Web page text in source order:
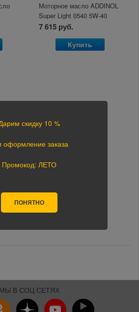
Моторное масло ADDINOL
Super Light 0540 5W-40
A3/B3/B4 SN/CF/EC 4л
7 615 руб.
Купить
МЫ В СОЦ СЕТЯХ
скидку 10 %
оформление заказа
Промокод: ЛЕТО
ПОНЯТНО